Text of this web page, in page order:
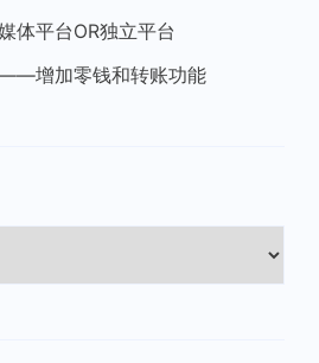
体平台OR独立平台
增加零钱和转账功能